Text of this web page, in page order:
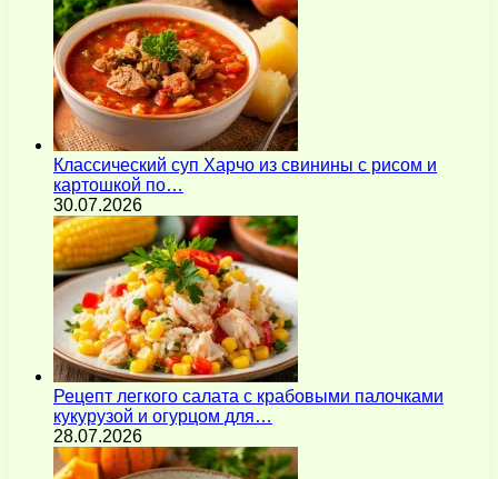
Классический суп Харчо из свинины с рисом и
картошкой по…
30.07.2026
Рецепт легкого салата с крабовыми палочками
кукурузой и огурцом для…
28.07.2026